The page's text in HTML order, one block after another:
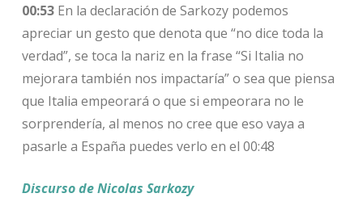
00:53En la declaración de Sarkozy podemos
apreciar un gesto que denota que “no dice toda la
verdad”, se toca la nariz en la frase “Si Italia no
mejorara también nos impactaría” o sea que piensa
que Italia empeorará o que si empeorara no le
sorprendería, al menos no cree que eso vaya a
pasarle a España puedes verlo en el 00:48
Discurso de Nicolas Sarkozy